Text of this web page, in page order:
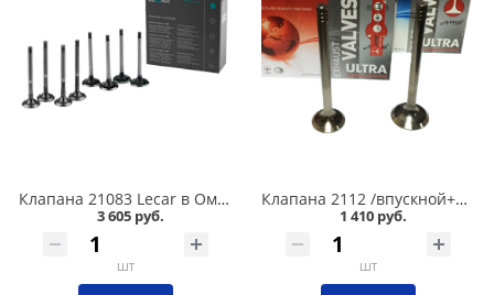
Клапана 21083 Lecar в Омске
3 605 руб.
шт
Клапана 2112 /впускной+выпускной/ 16 кл. ПОЛЬША в Омске
1 410 руб.
шт